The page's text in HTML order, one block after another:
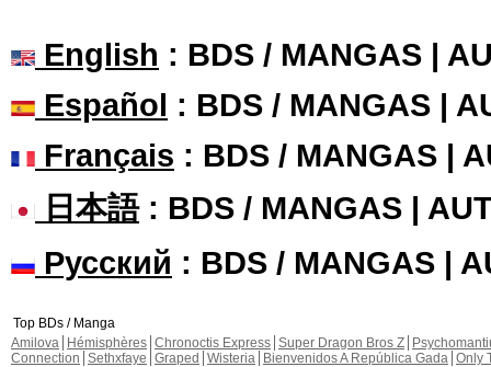
English : BDS / MANGAS |
Español : BDS / MANGAS |
Français : BDS / MANGAS |
日本語: BDS / MANGAS |
Русский : BDS / MANGAS |
Top BDs / Manga
Amilova
Hémisphères Chronoctis Express Super Dragon Bros Z
Connection Sethxfaye Graped Wisteria Bienvenidos A República Gada Only